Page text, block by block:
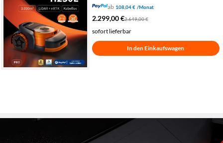
ab 108,04 € /Monat
2.299,00€2.649,00€
sofort lieferbar
In den Einkaufswagen